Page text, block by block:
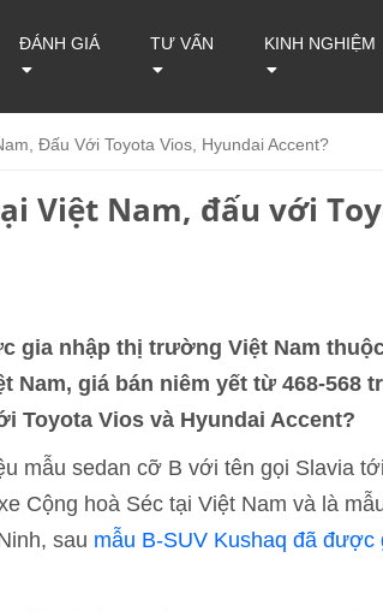
ĐÁNH GIÁ TƯ VẤN KINH NGHIỆM
Đấu Với Toyota Vios, Hyundai Accent?
Việt Nam, đấu với
gia nhập thị trường Việt Nam
Nam, giá bán niêm yết từ 468-568
Toyota Vios và Hyundai Accent?
mẫu sedan cỡ B với tên gọi Slavia
Cộng hoà Séc tại Việt Nam và là
sau mẫu B-SUV Kushaq đã được